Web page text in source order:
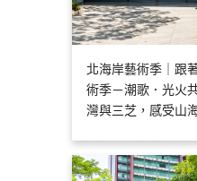
北海岸藝術季｜跟
術季－潮歌．光火
灣與三芝，感受山